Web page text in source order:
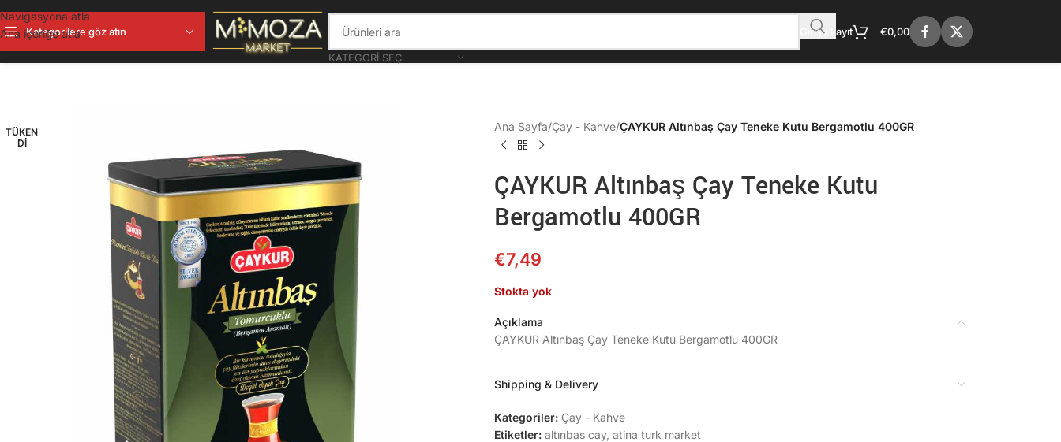
Navigasyona atla
Ana içeriğe atla
Kategorilere göz atın
KATEGORI SEÇ
Giriş / kayıt €0,00
TÜKEN
DI
Ana Sayfa/Çay - Kahve/ÇAYKUR Altınbaş Çay Teneke Kutu Bergamotlu 400GR
ÇAYKUR Altınbaş Çay Teneke Kutu
Bergamotlu 400GR
€7,49
Stokta yok
Açıklama
ÇAYKUR Altınbaş Çay Teneke Kutu Bergamotlu 400GR
Shipping & Delivery
Kategoriler: Çay - Kahve
Etiketler: altınbas cay, atina turk market